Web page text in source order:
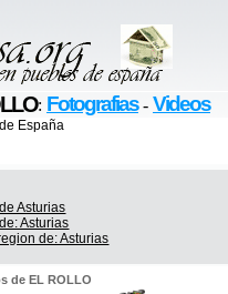
: Fotografias- Videos
España
Asturias
Asturias
de: Asturias
de EL ROLLO